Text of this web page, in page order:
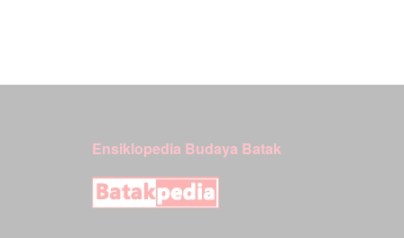
Ensiklopedia Budaya Batak